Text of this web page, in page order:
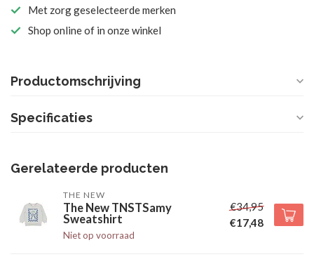
Met zorg geselecteerde merken
Shop online of in onze winkel
Productomschrijving
Specificaties
Gerelateerde producten
THE NEW
The New TNSTSamy
Sweatshirt
Niet op voorraad
€34,95
€17,48